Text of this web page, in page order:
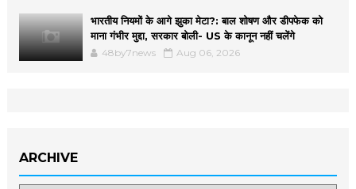
भारतीय नियमों के आगे झुका मेटा?: बाल शोषण और डीपफेक को
माना गंभीर मुद्दा, सरकार बोली- US के कानून नहीं चलेंगे
48by7news Aug 06, 2026
ARCHIVE